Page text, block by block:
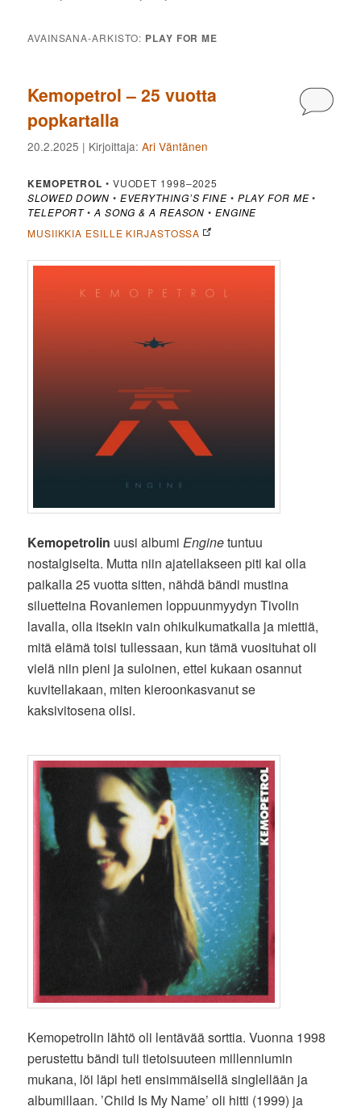
AVAINSANA-ARKISTO: PLAY FOR ME
Kemopetrol – 25 vuotta
popkartalla
20.2.2025 | Kirjoittaja:Ari Väntänen
KEMOPETROL • VUODET 1998–2025
SLOWED DOWN • EVERYTHING’S FINE• PLAY FOR ME•
TELEPORT• A SONG & A REASON • ENGINE
MUSIIKKIA ESILLE KIRJASTOSSA
Kemopetrolin uusi albumiEnginetuntuu
nostalgiselta. Mutta niin ajatellakseen piti kai olla
paikalla 25 vuotta sitten, nähdä bändi mustina
siluetteina Rovaniemen loppuunmyydyn Tivolin
lavalla, olla itsekin vain ohikulkumatkalla ja miettiä,
mitä elämä toisi tullessaan, kun tämä vuosituhat oli
vielä niin pieni ja suloinen, ettei kukaan osannut
kuvitellakaan, miten kieroonkasvanut se
kaksivitosena olisi.
Kemopetrolin lähtö oli lentävää sorttia. Vuonna 1998
perustettu bändi tuli tietoisuuteen millenniumin
mukana, löi läpi heti ensimmäisellä singlellään ja
albumillaan. ’Child Is My Name’ oli hitti (1999) ja